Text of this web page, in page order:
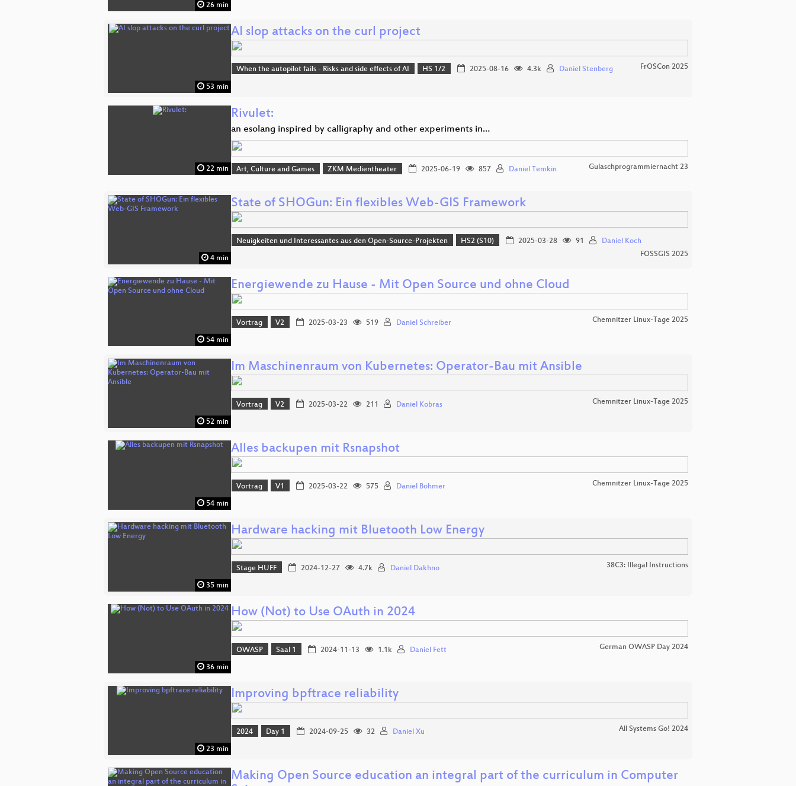
26 min
53 min
AI slop attacks on the curl project
When the autopilot fails - Risks and side effects of AI HS 1/2 2025-08-16 4.3k Daniel Stenberg FrOSCon 2025
22 min
Rivulet:
an esolang inspired by calligraphy and other experiments in…
Art, Culture and Games ZKM Medientheater 2025-06-19 857 Daniel Temkin Gulaschprogrammiernacht 23
4 min
State of SHOGun: Ein flexibles Web-GIS Framework
Neuigkeiten und Interessantes aus den Open-Source-Projekten HS2 (S10) 2025-03-28 91
Daniel Koch
FOSSGIS 2025
54 min
Energiewende zu Hause - Mit Open Source und ohne Cloud
Vortrag V2 2025-03-23 519 Daniel Schreiber Chemnitzer Linux-Tage 2025
52 min
Im Maschinenraum von Kubernetes: Operator-Bau mit Ansible
Vortrag V2 2025-03-22 211 Daniel Kobras Chemnitzer Linux-Tage 2025
54 min
Alles backupen mit Rsnapshot
Vortrag V1 2025-03-22 575 Daniel Böhmer Chemnitzer Linux-Tage 2025
35 min
Hardware hacking mit Bluetooth Low Energy
Stage HUFF 2024-12-27 4.7k Daniel Dakhno 38C3: Illegal Instructions
36 min
How (Not) to Use OAuth in 2024
OWASP Saal 1 2024-11-13 1.1k Daniel Fett German OWASP Day 2024
23 min
Improving bpftrace reliability
2024 Day 1 2024-09-25 32 Daniel Xu All Systems Go! 2024
Making Open Source education an integral part of the curriculum in Computer